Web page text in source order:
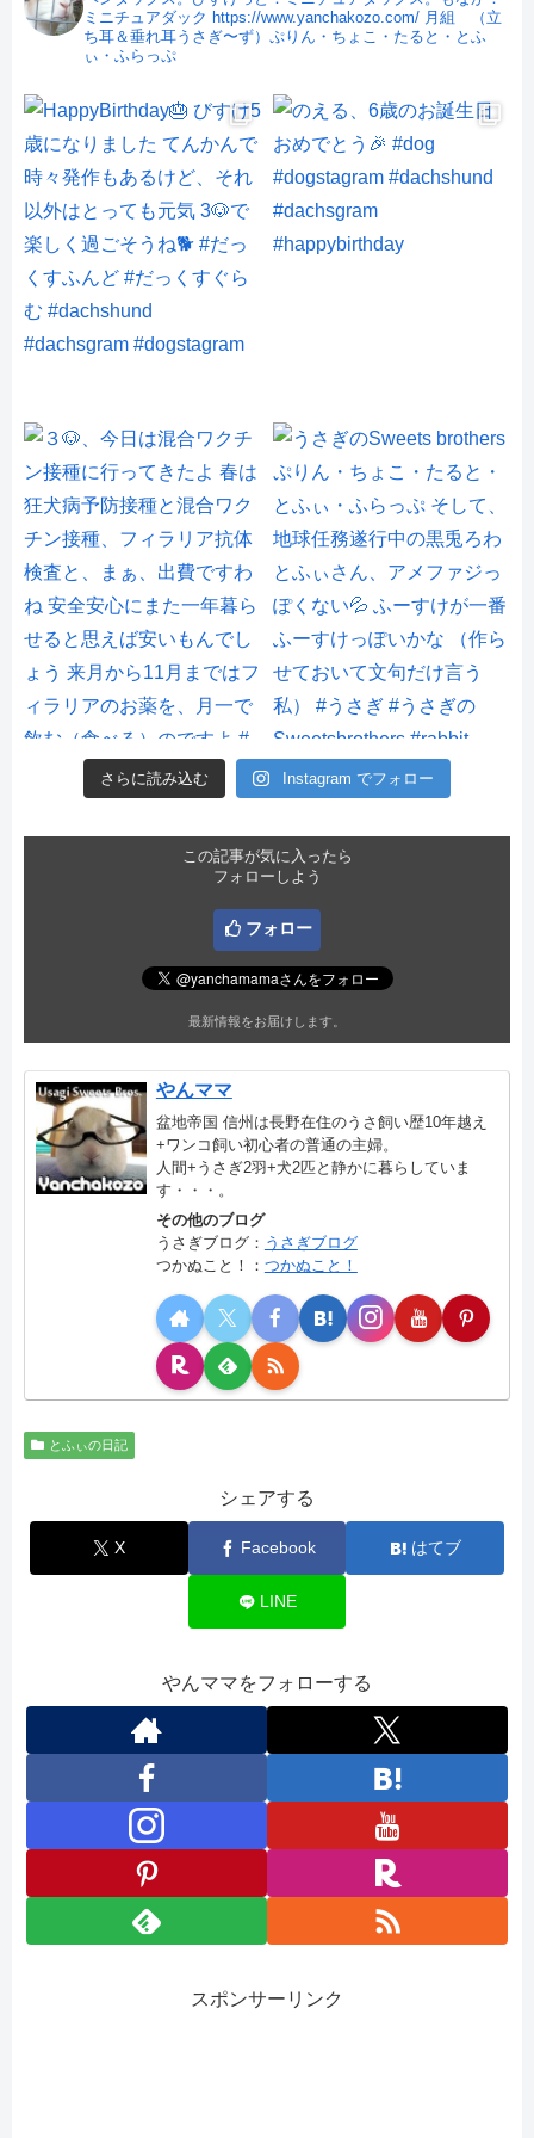
ミニチュアダック https://www.yanchakozo.com/ 月組 （立
ち耳＆垂れ耳うさぎ〜ず）ぷりん・ちょこ・たると・とふ
ぃ・ふらっぷ
さらに読み込む Instagram でフォロー
この記事が気に入ったら
フォローしよう
フォロー
最新情報をお届けします。
やんママ
盆地帝国 信州は長野在住のうさ飼い歴10年越え
+ワンコ飼い初心者の普通の主婦。
人間+うさぎ2羽+犬2匹と静かに暮らしていま
す・・・。
その他のブログ
うさぎブログ： うさぎブログ
つかぬこと！： つかぬこと！
とふぃの日記
シェアする
X Facebook はてブ
LINE
やんママをフォローする
スポンサーリンク